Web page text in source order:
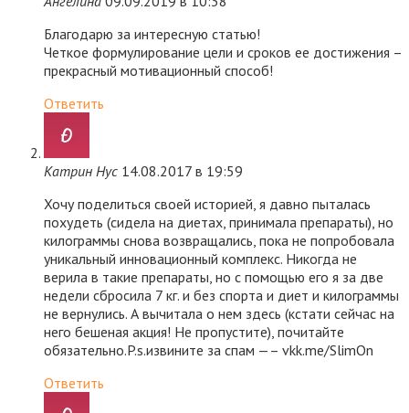
Благодарю за интересную статью!
Четкое формулирование цели и сроков ее достижения –
прекрасный мотивационный способ!
Ответить
Катрин Нус 14.08.2017 в 19:59
Хочу поделиться своей историей, я давно пыталась
похудеть (сидела на диетах, принимала препараты), но
килограммы снова возвращались, пока не попробовала
уникальный инновационный комплекс. Никогда не
верила в такие препараты, но с помощью его я за две
недели сбросила 7 кг. и без спорта и диет и килограммы
не вернулись. А вычитала о нем здесь (кстати сейчас на
него бешеная акция! Не пропустите), почитайте
обязательно.P.s.извините за спам —– vkk.me/SlimOn
Ответить